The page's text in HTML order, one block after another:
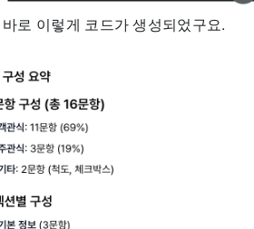
로 이렇게 코드가 생성되었구요.